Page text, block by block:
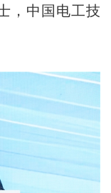
，中国电工技